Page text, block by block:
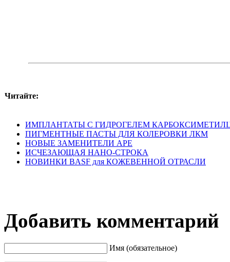
Читайте:
ИМПЛАНТАТЫ С ГИДРОГЕЛЕМ
ПИГМЕНТНЫЕ ПАСТЫ ДЛЯ КОЛЕРОВКИ ЛКМ
НОВЫЕ ЗАМЕНИТЕЛИ АРЕ
ИСЧЕЗАЮЩАЯ НАНО-СТРОКА
НОВИНКИ BASF для КОЖЕВЕННОЙ ОТРАСЛИ
Добавить комментарий
Имя (обязательное)